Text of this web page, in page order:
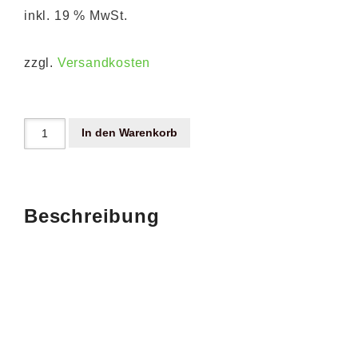
inkl. 19 % MwSt.
zzgl. Versandkosten
In den Warenkorb
Beschreibung